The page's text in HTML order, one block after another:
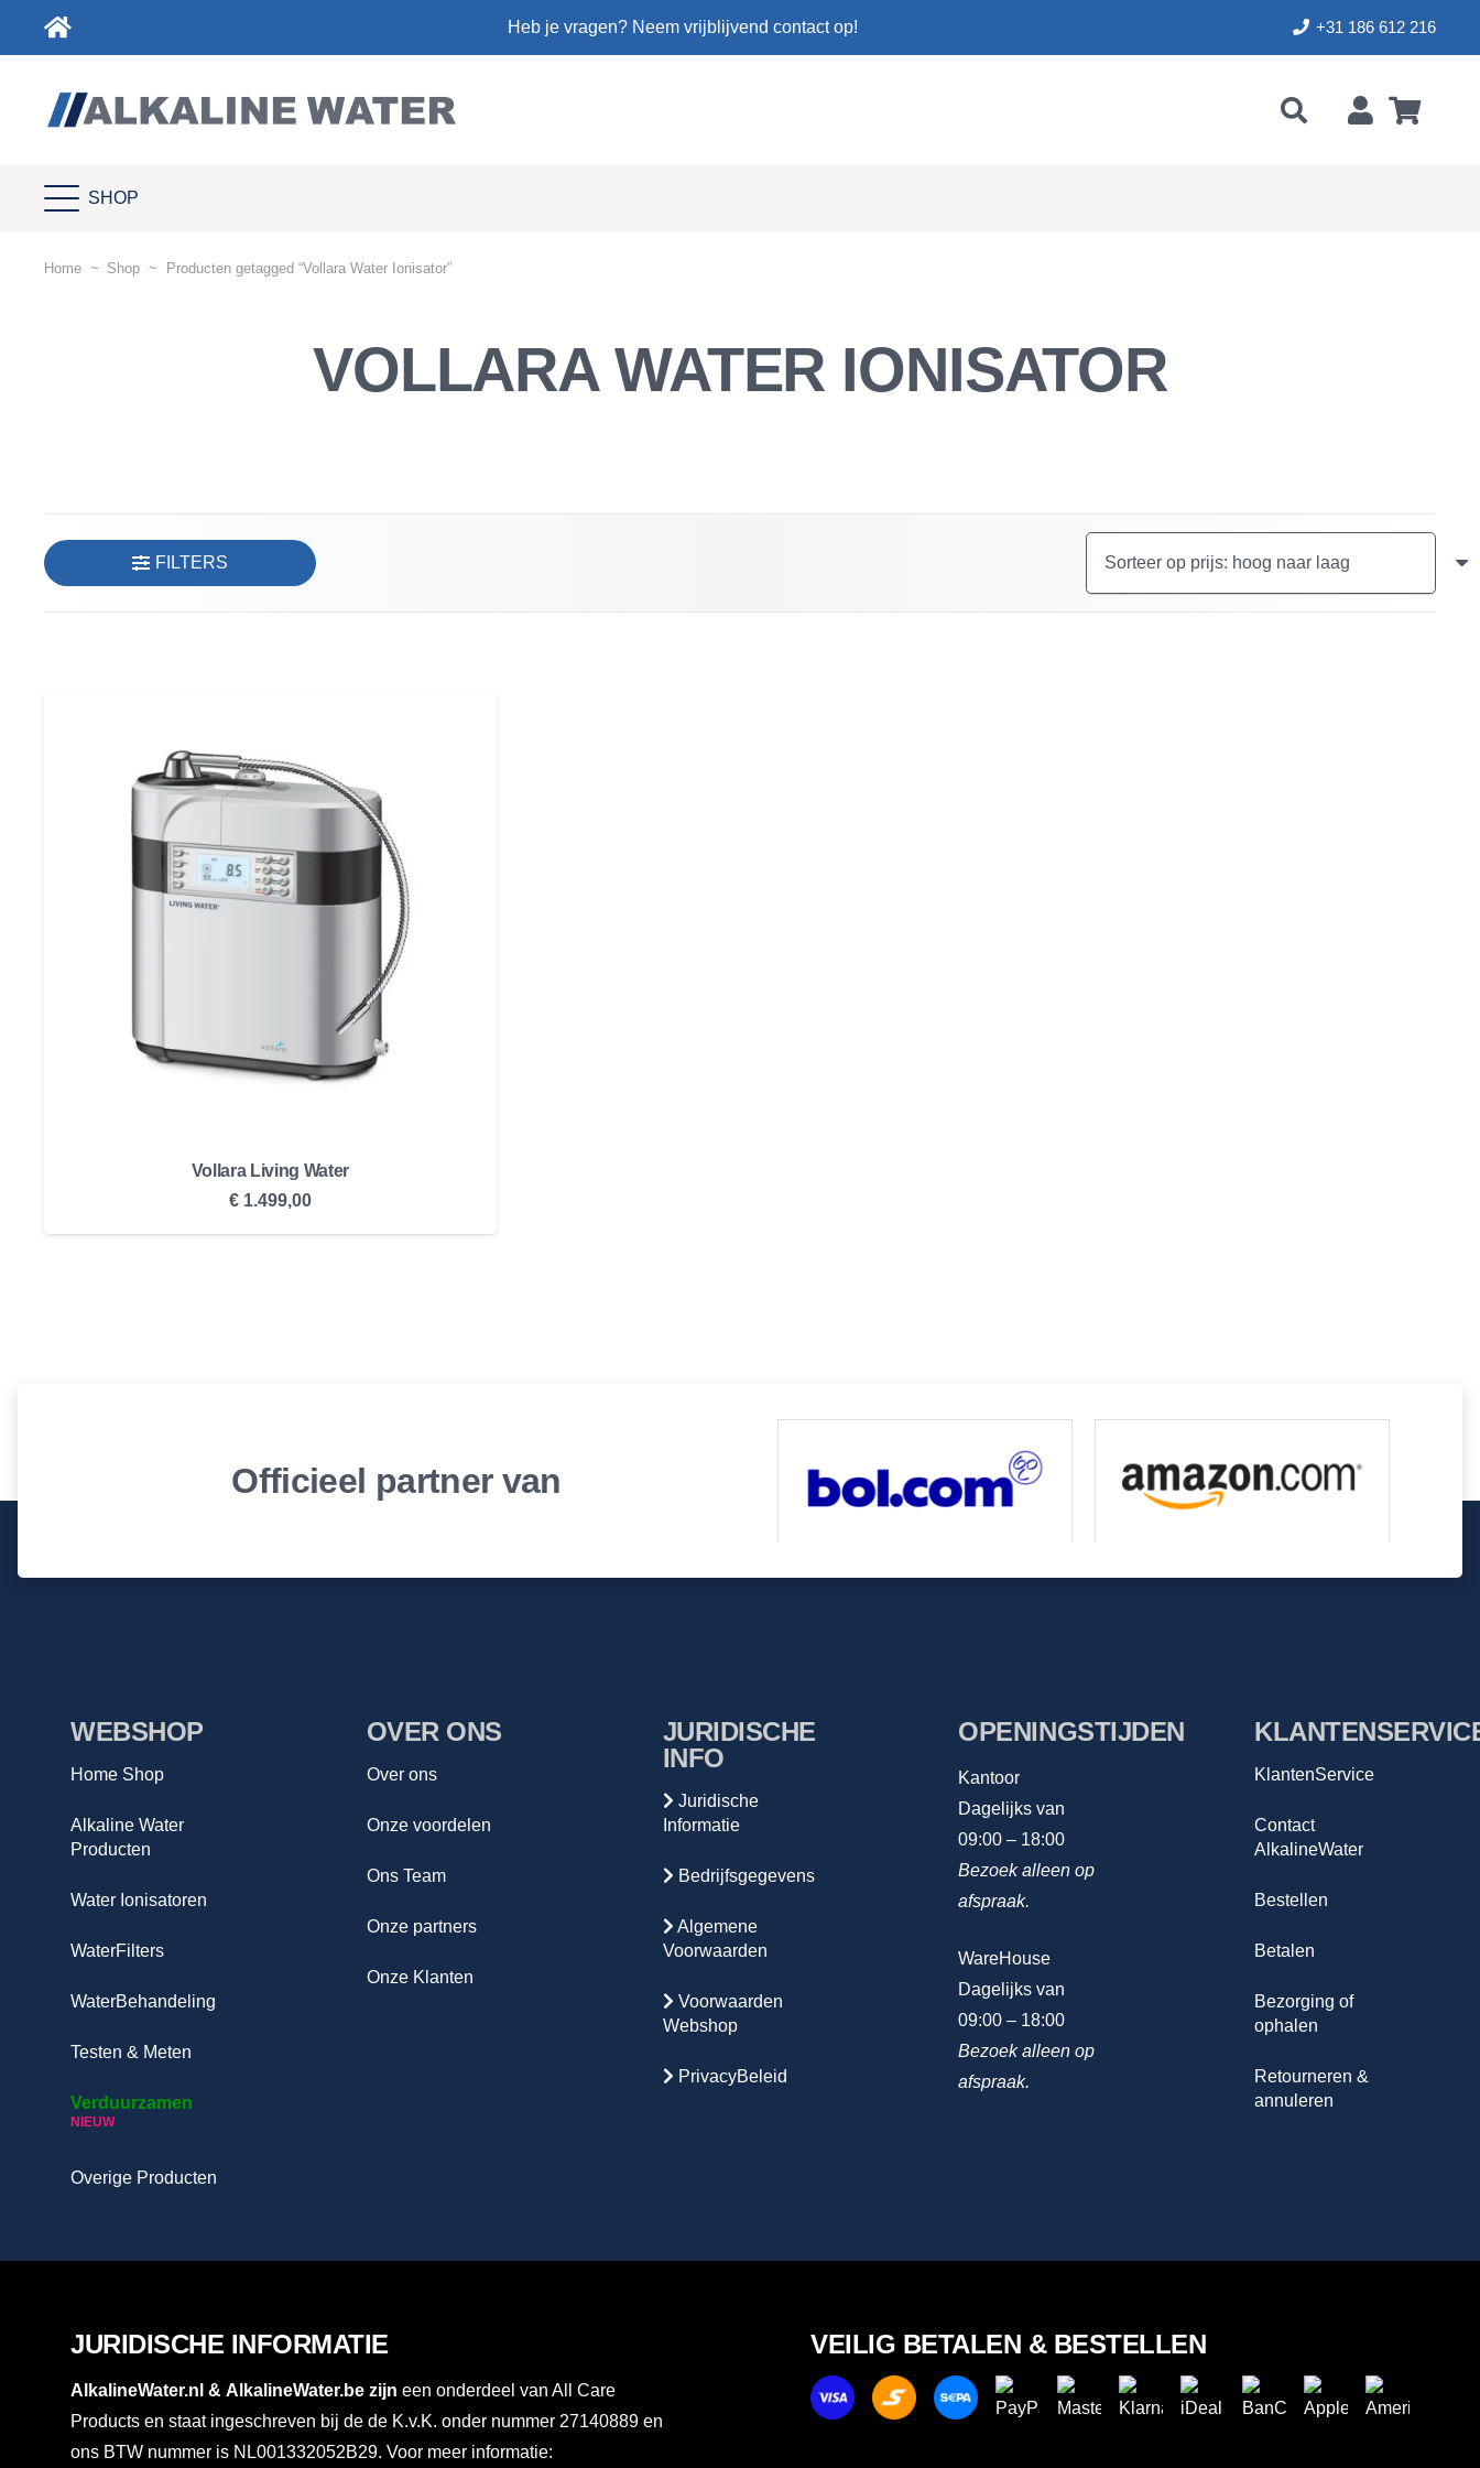
Heb je vragen? Neem vrijblijvend contact op! +31 186 612 216
SHOP
Home ~ Shop ~ Producten getagged “Vollara Water Ionisator”
VOLLARA WATER IONISATOR
FILTERS
Vollara Living Water
€1.499,00
Officieel partner van
WEBSHOP
Home Shop
Alkaline Water
Producten
Water Ionisatoren
WaterFilters
WaterBehandeling
Testen & Meten
Verduurzamen
NIEUW
Overige Producten
OVER ONS
Over ons
Onze voordelen
Ons Team
Onze partners
Onze Klanten
JURIDISCHE
INFO
Juridische
Informatie
Bedrijfsgegevens
Algemene
Voorwaarden
Voorwaarden
Webshop
PrivacyBeleid
OPENINGSTIJDEN
Kantoor
Dagelijks van
09:00 – 18:00
Bezoek alleen op
afspraak.
WareHouse
Dagelijks van
09:00 – 18:00
Bezoek alleen op
afspraak.
KlantenService
Contact
AlkalineWater
Bestellen
Betalen
Bezorging of
ophalen
Retourneren &
annuleren
JURIDISCHE INFORMATIE
AlkalineWater.nl & AlkalineWater.be zijn een onderdeel van All Care
Products en staat ingeschreven bij de de K.v.K. onder nummer 27140889 en
ons BTW nummer is NL001332052B29. Voor meer informatie:
VEILIG BETALEN & BESTELLEN